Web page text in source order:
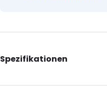
Spezifikationen
Internal Length: 165